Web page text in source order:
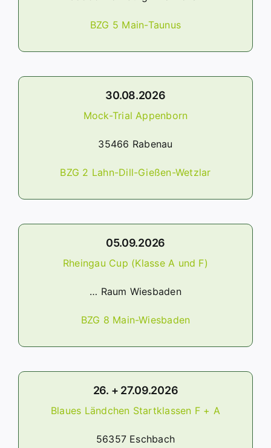
BZG 5 Main-Taunus
30.08.2026
Mock-Trial Appenborn
35466 Rabenau
BZG 2 Lahn-Dill-Gießen-Wetzlar
05.09.2026
Rheingau Cup (Klasse A und F)
… Raum Wiesbaden
BZG 8 Main-Wiesbaden
26. + 27.09.2026
Blaues Ländchen Startklassen F + A
56357 Eschbach